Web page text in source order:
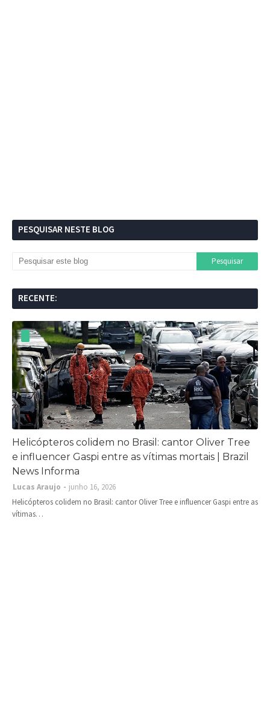
PESQUISAR NESTE BLOG
RECENTE:
Helicópteros colidem no Brasil: cantor Oliver Tree
e influencer Gaspi entre as vítimas mortais | Brazil
News Informa
Lucas Araujo
junho 16, 2026
Helicópteros colidem no Brasil: cantor Oliver Tree e influencer Gaspi entre as
vítimas…